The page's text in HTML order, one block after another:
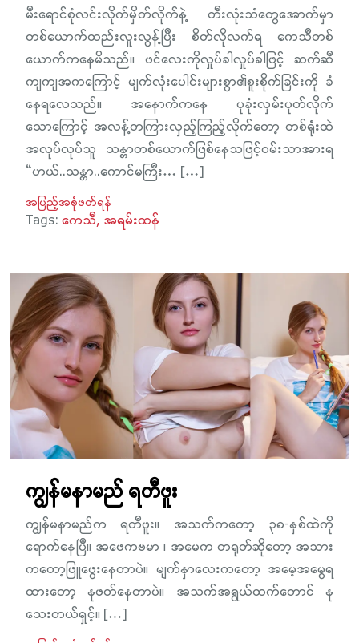
မီးရောင်စုံလင်းလိုက်မှိတ်လိုက်နဲ့ တီးလုံးသံတွေအောက်မှာ
တစ်ယောက်ထည်းလူးလွန့်ပြီး စိတ်လိုလက်ရ ကေသီတစ်
ယောက်ကနေမိသည်။ ဖင်လေးကိုလှုပ်ခါလှုပ်ခါဖြင့် ဆက်ဆီ
ကျကျအကကြောင့် မျက်လုံးပေါင်းများစွာ၏စူးစိုက်ခြင်းကို ခံ
နေရလေသည်။ အနောက်ကနေ ပုခုံးလှမ်းပုတ်လိုက်
သောကြောင့် အလန့်တကြားလှည့်ကြည့်လိုက်တော့ တစ်ရုံးထဲ
အလုပ်လုပ်သူ သန္တာတစ်ယောက်ဖြစ်နေသဖြင့်ဝမ်းသာအားရ
“ဟယ်..သန္တာ..ကောင်မကြီး… […]
အပြည့်အစုံဖတ်ရန်
Tags:ကေသီ အရမ်းထန်
ကျွန်မနာမည် ရတီဖူး
ကျွန်မနာမည်က ရတီဖူး။ အသက်ကတော့ ၃၈-နှစ်ထဲကို
ရောက်နေပြီ။ အဖေကဗမာ ၊ အမေက တရုတ်ဆိုတော့ အသား
ကတော့ဖြူဖွေးနေတာပဲ။ မျက်နှာလေးကတော့ အမေ့အမွေရ
ထားတော့ နုဖတ်နေတာပဲ။ အသက်အရွယ်ထက်တောင် နု
သေးတယ်ရှင့်။ […]